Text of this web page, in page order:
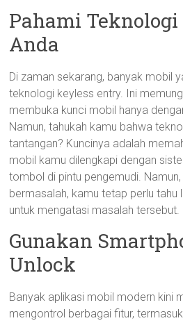
Pahami Teknologi
Anda
Di zaman sekarang, banyak mobil
teknologi keyless entry. Ini
membuka kunci mobil hanya
Namun, tahukah kamu bahwa
tantangan? Kuncinya adalah
mobil kamu dilengkapi dengan
tombol di pintu pengemudi.
bermasalah, kamu tetap perlu tahu
untuk mengatasi masalah tersebut.
Gunakan
Unlock
Banyak aplikasi mobil modern kini
mengontrol berbagai fitur,